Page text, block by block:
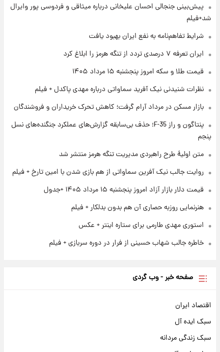
۱ روز پیش
۱ روز پیش
ارزش سهام عدالت برای امروز چهارشنبه ۱۴ مرداد
آغاز طرح جدید فروش مشارکت در تولید سایپا؛
سود مشارکت چند درصد است؟
پیش‌بینی جنجالی احسان علیخانی درباره میثاقی و فردوسی پور وایرال
شد+فیلم
شرایط تفاهم‌نامه به نفع ایران بهبود یافت
ایران تعرفه ۷ درصدی تردد از تنگه هرمز را ابلاغ کرد
قیمت طلا و سکه امروز پنجشنبه ۱۵ مرداد ۱۴۰۵
نظرات شنیدنی نیک آفرید سماواتی درباره مهدی پاکدل + فیلم
بازار مسکن در مرداد آرام گرفت؛ کاهش تحرک خریداران و فروشندگان
پنتاگون و راز F-35؛ حذف بی‌سابقه گزارش‌های عملکرد جنگنده‌های نسل
پنجم
متن اولیۀ طرح راهبردی مدیریت تنگه هرمز منتشر شد
روایت جالب نیک آفرین سماواتی از هم بازی شدن با امین تارخ + فیلم
قیمت دلار بازار آزاد امروز پنجشنبه ۱۵ مرداد ۱۴۰۵ +جدول
هنرنمایی روزبه حصاری آن هم بدون بدلکار + فیلم
استوری مهدی طارمی برای ستاره اینتر + عکس
خاطره جالب شهاب حسینی از فرار در دوره سربازی + فیلم
صفحه خبر - وب گردی
اقتصاد ایران
سبک ایده آل
سبک زندگی مردانه